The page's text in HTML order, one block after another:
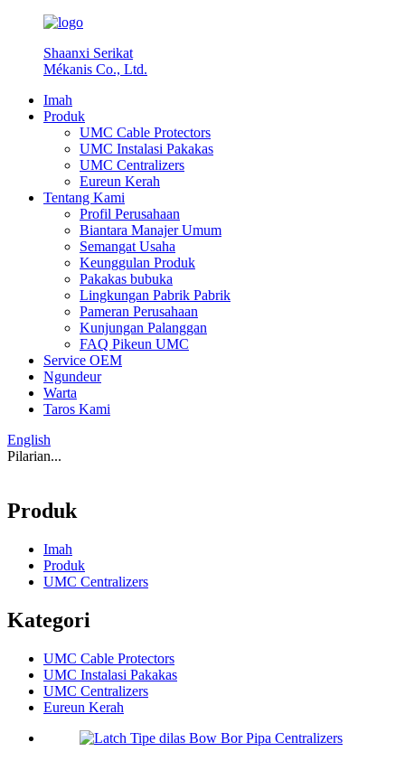
Shaanxi Serikat
Mékanis Co., Ltd.
Imah
Produk
UMC Cable Protectors
UMC Instalasi Pakakas
UMC Centralizers
Eureun Kerah
Tentang Kami
Profil Perusahaan
Biantara Manajer Umum
Semangat Usaha
Keunggulan Produk
Pakakas bubuka
Lingkungan Pabrik Pabrik
Pameran Perusahaan
Kunjungan Palanggan
FAQ Pikeun UMC
Service OEM
Ngundeur
Warta
Taros Kami
English
Pilarian...
Produk
Imah
Produk
UMC Centralizers
Kategori
UMC Cable Protectors
UMC Instalasi Pakakas
UMC Centralizers
Eureun Kerah